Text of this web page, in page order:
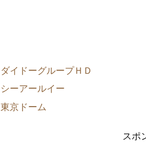
ダイドーグループＨＤ
シーアールイー
東京ドーム
スポ